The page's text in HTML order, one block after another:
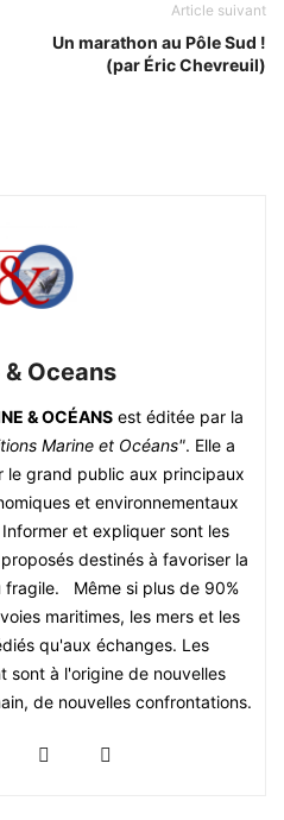
Article suivant
Un marathon au Pôle Sud !
(par Éric Chevreuil)
Oceans
& OCÉANS est éditée par la
Marine et Océans". Elle a
le grand public aux principaux
et environnementaux
et expliquer sont les
destinés à favoriser la
fragile. Même si plus de 90%
maritimes, les mers et les
qu'aux échanges. Les
sont à l'origine de nouvelles
de nouvelles confrontations.